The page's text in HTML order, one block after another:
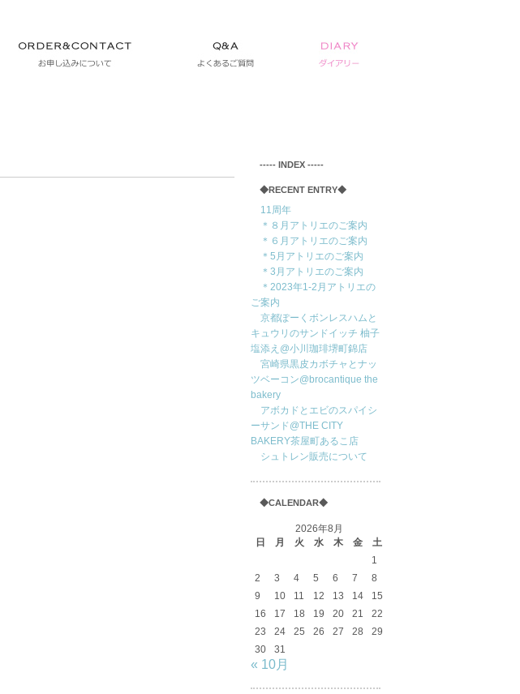
‐‐‐‐‐ INDEX ‐‐‐‐‐
◆RECENT ENTRY◆
11周年
＊８月アトリエのご案内
＊６月アトリエのご案内
＊5月アトリエのご案内
＊3月アトリエのご案内
＊2023年1-2月アトリエの
ご案内
京都ぽーくボンレスハムと
キュウリのサンドイッチ 柚子
塩添え@小川珈琲堺町錦店
宮崎県黒皮カボチャとナッ
ツベーコン@brocantique the
bakery
アボカドとエビのスパイシ
ーサンド@THE CITY
BAKERY茶屋町あるこ店
シュトレン販売について
◆CALENDAR◆
2026年8月
日
月 火 水 木 金
土
1
2
3 4 5 6 7
8
9
10 11 12 13 14
15
16
17 18 19 20 21
22
23
24 25 26 27 28
29
30
31
« 10月